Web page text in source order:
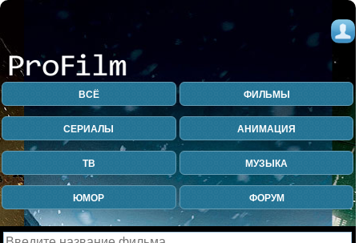
ВСЁ ФИЛЬМЫ
СЕРИАЛЫ АНИМАЦИЯ
ТВ МУЗЫКА
ЮМОР ФОРУМ